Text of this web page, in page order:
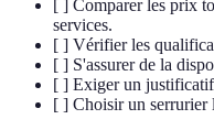
[ ] Comparer les prix
services.
[ ] Vérifier les
[ ] S'assurer de la
[ ] Exiger un
[ ] Choisir un serrurier